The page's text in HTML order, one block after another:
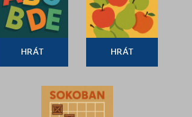
HRÁT HRÁT